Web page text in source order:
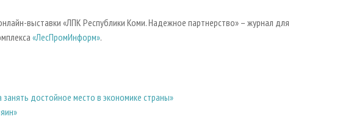
выставки «ЛПК Республики Коми. Надежное партнерство» – журнал для
«ЛесПромИнформ».
достойное место в экономике страны»